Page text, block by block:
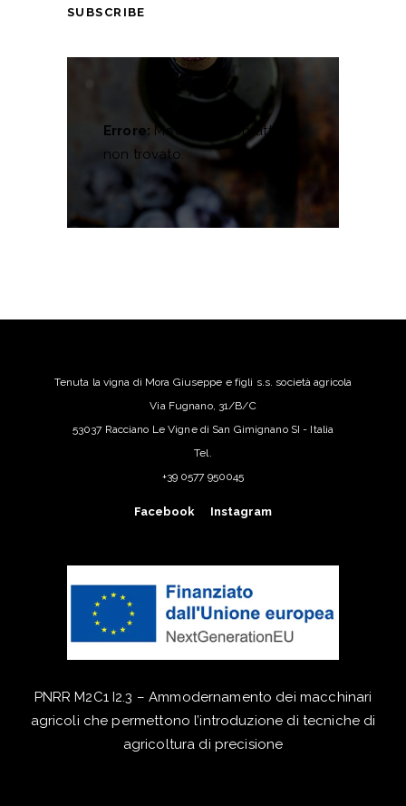
SUBSCRIBE
Errore: Modulo di contatto
non trovato.
Tenuta la vigna di Mora Giuseppe e figli s.s. società agricola
Via Fugnano, 31/B/C
53037 Racciano Le Vigne di San Gimignano SI - Italia
Tel.
+39 0577 950045
Facebook Instagram
PNRR M2C1 I2.3 – Ammodernamento dei macchinari
agricoli che permettono l’introduzione di tecniche di
agricoltura di precisione